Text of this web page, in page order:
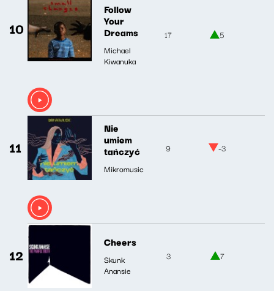
10
Follow
Your
Dreams
Michael
Kiwanuka
17 5
11
Nie
umiem
tańczyć
Mikromusic
9 -3
12
Cheers
Skunk
Anansie
3 7